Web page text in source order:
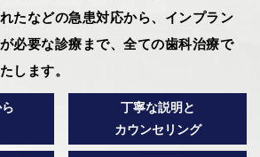
たなどの急患対応から、インプラン
必要な診療まで、全ての歯科治療で
します。
丁寧な説明と
カウンセリング